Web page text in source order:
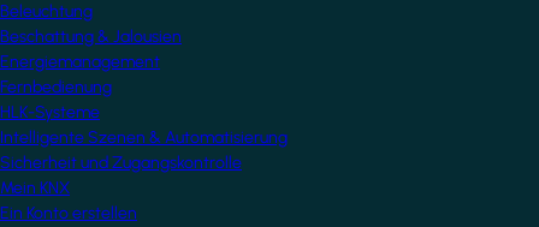
Beleuchtung
Beschattung & Jalousien
Energiemanagement
Fernbedienung
HLK-Systeme
Intelligente Szenen & Automatisierung
Sicherheit und Zugangskontrolle
Mein KNX
Ein Konto erstellen